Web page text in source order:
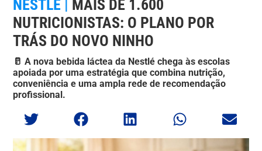
NESTLÉ | MAIS DE 1.600
NUTRICIONISTAS: O PLANO POR
TRÁS DO NOVO NINHO
🥛 A nova bebida láctea da Nestlé chega às escolas
apoiada por uma estratégia que combina nutrição,
conveniência e uma ampla rede de recomendação
profissional.